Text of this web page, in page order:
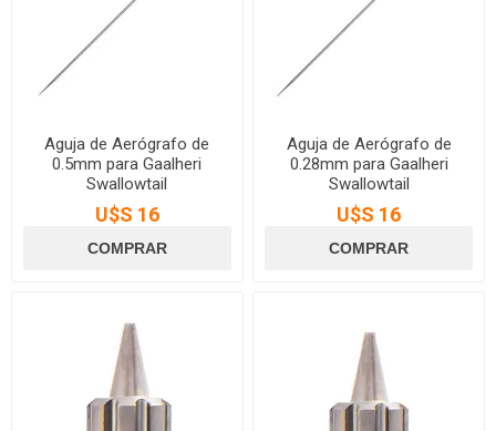
Aguja de Aerógrafo de
0.5mm para Gaalheri
Swallowtail
U$S 16
Aguja de Aerógrafo de
0.28mm para Gaalheri
Swallowtail
U$S 16